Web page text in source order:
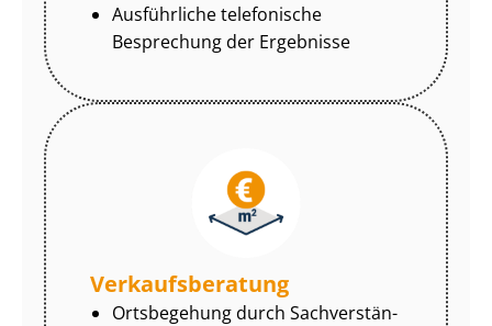
Ausführliche telefonische
Besprechung der Ergebnisse
Ver­kaufs­be­ra­tung
Ortsbegehung durch Sach­ver­stän­